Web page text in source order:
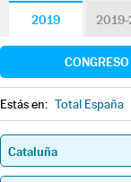
2019 2019-
CONGRESO
Estás en: Total España